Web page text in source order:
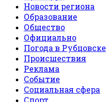
Новости региона
Образование
Общество
Официально
Погода в Рубцовске
Происшествия
Реклама
Событие
Социальная сфера
Спорт